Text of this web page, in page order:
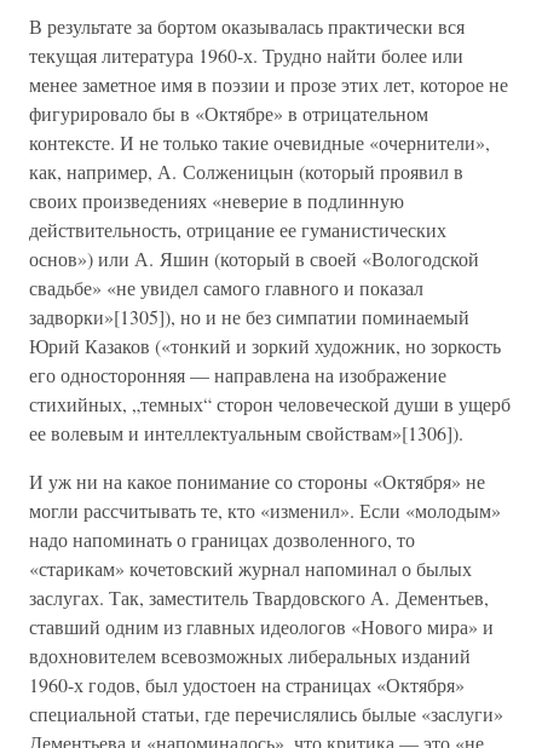
В результате за бортом оказывалась практически вся
текущая литература 1960-х. Трудно найти более или
менее заметное имя в поэзии и прозе этих лет, которое не
фигурировало бы в «Октябре» в отрицательном
контексте. И не только такие очевидные «очернители»,
как, например, А. Солженицын (который проявил в
своих произведениях «неверие в подлинную
действительность, отрицание ее гуманистических
основ») или А. Яшин (который в своей «Вологодской
свадьбе» «не увидел самого главного и показал
задворки»[1305]), но и не без симпатии поминаемый
Юрий Казаков («тонкий и зоркий художник, но зоркость
его односторонняя — направлена на изображение
стихийных, „темных“ сторон человеческой души в ущерб
ее волевым и интеллектуальным свойствам»[1306]).
И уж ни на какое понимание со стороны «Октября» не
могли рассчитывать те, кто «изменил». Если «молодым»
надо напоминать о границах дозволенного, то
«старикам» кочетовский журнал напоминал о былых
заслугах. Так, заместитель Твардовского А. Дементьев,
ставший одним из главных идеологов «Нового мира» и
вдохновителем всевозможных либеральных изданий
1960-х годов, был удостоен на страницах «Октября»
специальной статьи, где перечислялись былые «заслуги»
Дементьева и «напоминалось», что критика — это «не